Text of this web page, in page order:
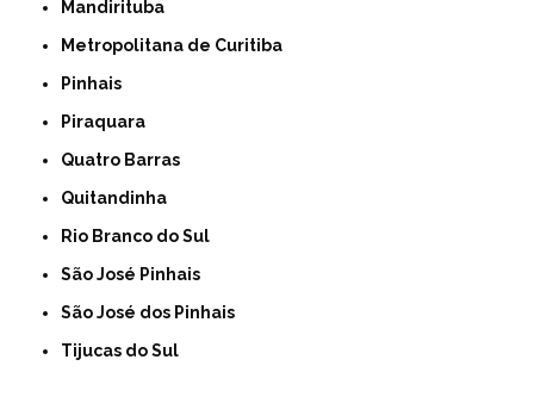
Mandirituba
Metropolitana de Curitiba
Pinhais
Piraquara
Quatro Barras
Quitandinha
Rio Branco do Sul
São José Pinhais
São José dos Pinhais
Tijucas do Sul